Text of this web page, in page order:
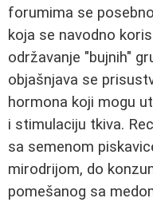
forumima se
koja se navodno
održavanje "bujnih"
objašnjava se
hormona koji mogu
i stimulaciju tkiva.
sa semenom
mirodrijom, do
pomešanog sa